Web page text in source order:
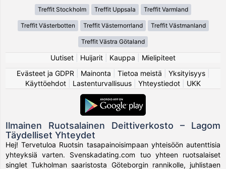
Treffit Stockholm Treffit Uppsala Treffit Varmland
Treffit Västerbotten Treffit Västernorrland Treffit Västmanland
Treffit Västra Götaland
Uutiset Huijarit Kauppa
Mielipiteet
Evästeet ja GDPR
Mainonta Tietoa meistä Yksityisyys|
Käyttöehdot
Lastenturvallisuus Yhteystiedot UKK
Ilmainen Ruotsalainen Deittiverkosto – Lagom
Täydelliset Yhteydet
Hej! Tervetuloa Ruotsin tasapainoisimpaan yhteisöön autenttisia
yhteyksiä varten. Svenskadating.com tuo yhteen ruotsalaiset
singlet Tukholman saaristosta Göteborgin rannikolle, juhlistaen